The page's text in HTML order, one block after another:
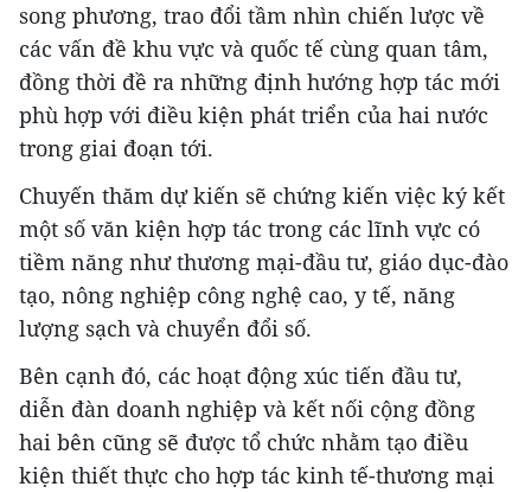
song phương, trao đổi tầm nhìn chiến lược về
các vấn đề khu vực và quốc tế cùng quan tâm,
đồng thời đề ra những định hướng hợp tác mới
phù hợp với điều kiện phát triển của hai nước
trong giai đoạn tới.
Chuyến thăm dự kiến sẽ chứng kiến việc ký kết
một số văn kiện hợp tác trong các lĩnh vực có
tiềm năng như thương mại-đầu tư, giáo dục-đào
tạo, nông nghiệp công nghệ cao, y tế, năng
lượng sạch và chuyển đổi số.
Bên cạnh đó, các hoạt động xúc tiến đầu tư,
diễn đàn doanh nghiệp và kết nối cộng đồng
hai bên cũng sẽ được tổ chức nhằm tạo điều
kiện thiết thực cho hợp tác kinh tế-thương mại